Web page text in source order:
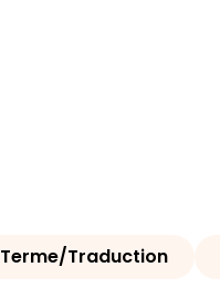
Terme/Traduction